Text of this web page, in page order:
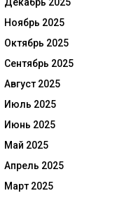
Ноябрь 2025
Октябрь 2025
Сентябрь 2025
Август 2025
Июль 2025
Июнь 2025
Май 2025
Апрель 2025
Март 2025